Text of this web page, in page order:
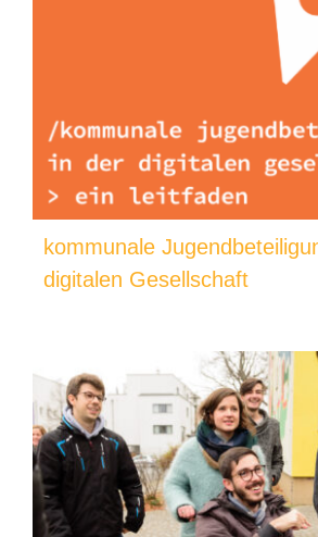
kommunale
digitalen Gesellschaft